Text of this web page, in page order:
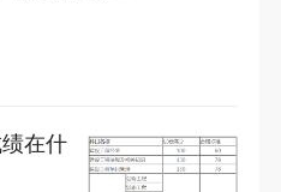
在什